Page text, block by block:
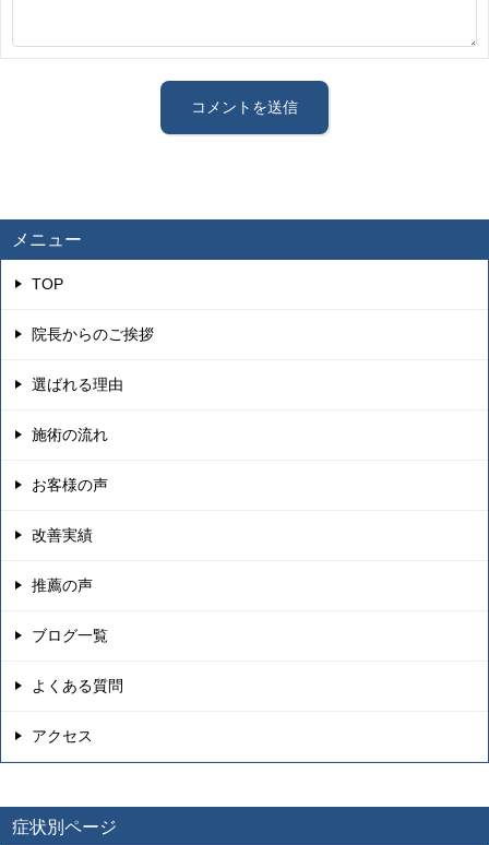
メニュー
TOP
院長からのご挨拶
選ばれる理由
施術の流れ
お客様の声
改善実績
推薦の声
ブログ一覧
よくある質問
アクセス
症状別ページ